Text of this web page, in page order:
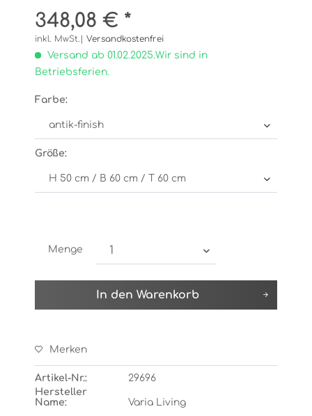
348,08 € *
inkl. MwSt.| Versandkostenfrei
Versand ab 01.02.2025.Wir sind in
Betriebsferien.
Farbe:
Größe:
Menge
In den Warenkorb
Merken
Artikel-Nr.:
29696
Hersteller
Name:
Varia Living